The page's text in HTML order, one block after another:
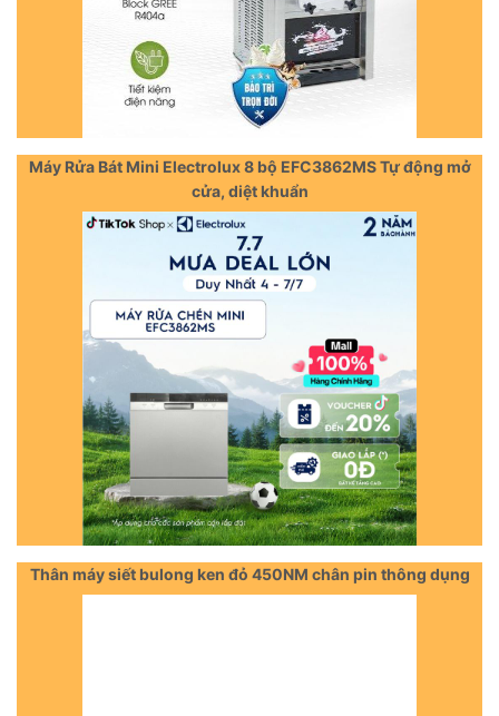
Máy Rửa Bát Mini Electrolux 8 bộ EFC3862MS Tự động mở
cửa, diệt khuẩn
Thân máy siết bulong ken đỏ 450NM chân pin thông dụng